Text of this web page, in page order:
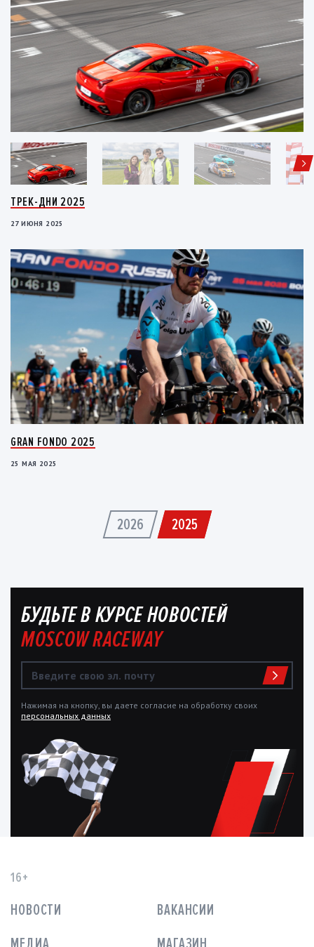
ТРЕК-ДНИ 2025
27 ИЮНЯ 2025
GRAN FONDO 2025
25 МАЯ 2025
2026 2025
БУДЬТЕ В КУРСЕ НОВОСТЕЙ
MOSCOW RACEWAY
Нажимая на кнопку, вы даете согласие на обработку своих
персональных данных
16+
НОВОСТИ
ВАКАНСИИ